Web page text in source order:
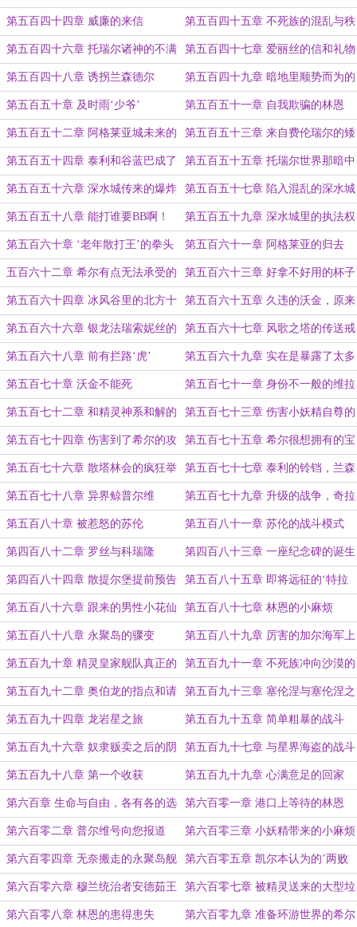
迎
第五百四十四章 威廉的来信 第五百四十五章 不死族的混乱与秩
序
第五百四十六章 托瑞尔诸神的不满
与怒火
第五百四十七章 爱丽丝的信和礼物
第五百四十八章 诱拐兰森德尔 第五百四十九章 暗地里顺势而为的
希尔
第五百五十章 及时雨‘少爷’ 第五百五十一章 自我欺骗的林恩
第五百五十二章 阿格莱亚城未来的
规划
第五百五十三章 来自费伦瑞尔的矮
人和侏儒
第五百五十四章 泰利和谷蓝巴成了
球友
第五百五十五章 托瑞尔世界那暗中
的杀机
第五百五十六章 深水城传来的爆炸
声
第五百五十七章 陷入混乱的深水城
第五百五十八章 能打谁要BB啊！ 第五百五十九章 深水城里的执法权
第五百六十章 ‘老年散打王’的拳头 第五百六十一章 阿格莱亚的归去
五百六十二章 希尔有点无法承受的
宝物
第五百六十三章 好拿不好用的杯子
该怎么办
第五百六十四章 冰风谷里的北方十
镇
第五百六十五章 久违的沃金，原来
在这里
第五百六十六章 银龙法瑞索妮丝的
平板
第五百六十七章 风歌之塔的传送戒
指
第五百六十八章 前有拦路‘虎’ 第五百六十九章 实在是暴露了太多
的希尔
第五百七十章 沃金不能死 第五百七十一章 身份不一般的维拉
第五百七十二章 和精灵神系和解的
兰森德尔
第五百七十三章 伤害小妖精自尊的
职业
第五百七十四章 伤害到了希尔的攻
击
第五百七十五章 希尔很想拥有的宝
物
第五百七十六章 散塔林会的疯狂举
动
第五百七十七章 泰利的铃铛，兰森
德尔的羽毛
第五百七十八章 异界鲸普尔维 第五百七十九章 升级的战争，奇拉
沙尔玫瑰
第五百八十章 被惹怒的苏伦 第五百八十一章 苏伦的战斗模式
第四百八十二章 罗丝与科瑞隆 第四百八十三章 一座纪念碑的诞生
第四百八十四章 散提尔堡提前预告
的灭亡
第五百八十五章 即将远征的‘特拉
希尔精灵’
第五百八十六章 跟来的男性小花仙 第五百八十七章 林恩的小麻烦
第五百八十八章 永聚岛的骤变 第五百八十九章 厉害的加尔海军上
将
第五百九十章 精灵皇家舰队真正的
目的地
第五百九十一章 不死族冲向沙漠的
先锋部队（给书丛9527东方的盟主加
更）
第五百九十二章 奥伯龙的指点和请
求
第五百九十三章 塞伦涅与塞伦涅之
泪
第五百九十四章 龙岩星之旅 第五百九十五章 简单粗暴的战斗
第五百九十六章 奴隶贩卖之后的阴
谋
第五百九十七章 与星界海盗的战斗
（给幸福路上梧桐树的盟主加更）
第五百九十八章 第一个收获 第五百九十九章 心满意足的回家
第六百章 生命与自由，各有各的选
择
第六百零一章 港口上等待的林恩
第六百零二章 普尔维号向您报道 第六百零三章 小妖精带来的小麻烦
第六百零四章 无奈搬走的永聚岛舰
队
第六百零五章 凯尔本认为的’两败
俱伤‘
第六百零六章 穆兰统治者安德茹王
子惊人的智商
第六百零七章 被精灵送来的大型垃
圾怎么办
第六百零八章 林恩的患得患失 第六百零九章 准备环游世界的希尔